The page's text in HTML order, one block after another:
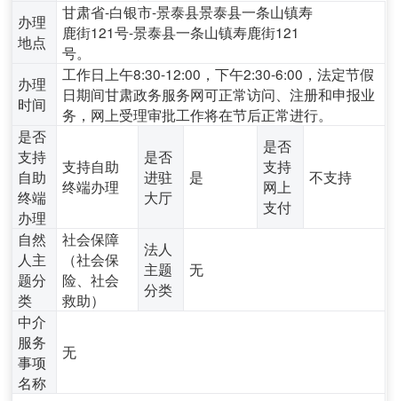
办理
地点
甘肃省-白银市-景泰县景泰县一条山镇寿
鹿街121号-景泰县一条山镇寿鹿街121
号。
办理
时间
工作日上午8:30-12:00，下午2:30-6:00，法定节假
日期间甘肃政务服务网可正常访问、注册和申报业
务，网上受理审批工作将在节后正常进行。
是否
支持
自助
终端
办理
支持自助
终端办理
是否
进驻
大厅
是
是否
支持
网上
支付
不支持
自然
人主
题分
类
社会保障
（社会保
险、社会
救助）
法人
主题
分类
无
中介
服务
事项
名称
无